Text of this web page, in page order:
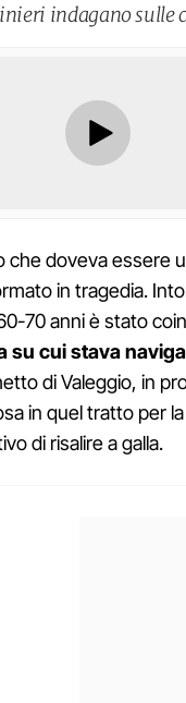
indagano sulle
che doveva essere
in tragedia.
70 anni è stato
su cui stava
di Valeggio, in
in quel tratto per
di risalire a galla.